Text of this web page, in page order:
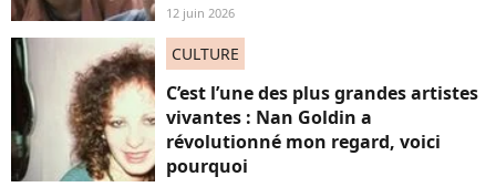
12 juin 2026
CULTURE
C’est l’une des plus grandes artistes
vivantes : Nan Goldin a
révolutionné mon regard, voici
pourquoi